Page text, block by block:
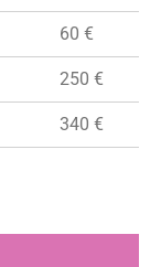
60 €
250 €
340 €